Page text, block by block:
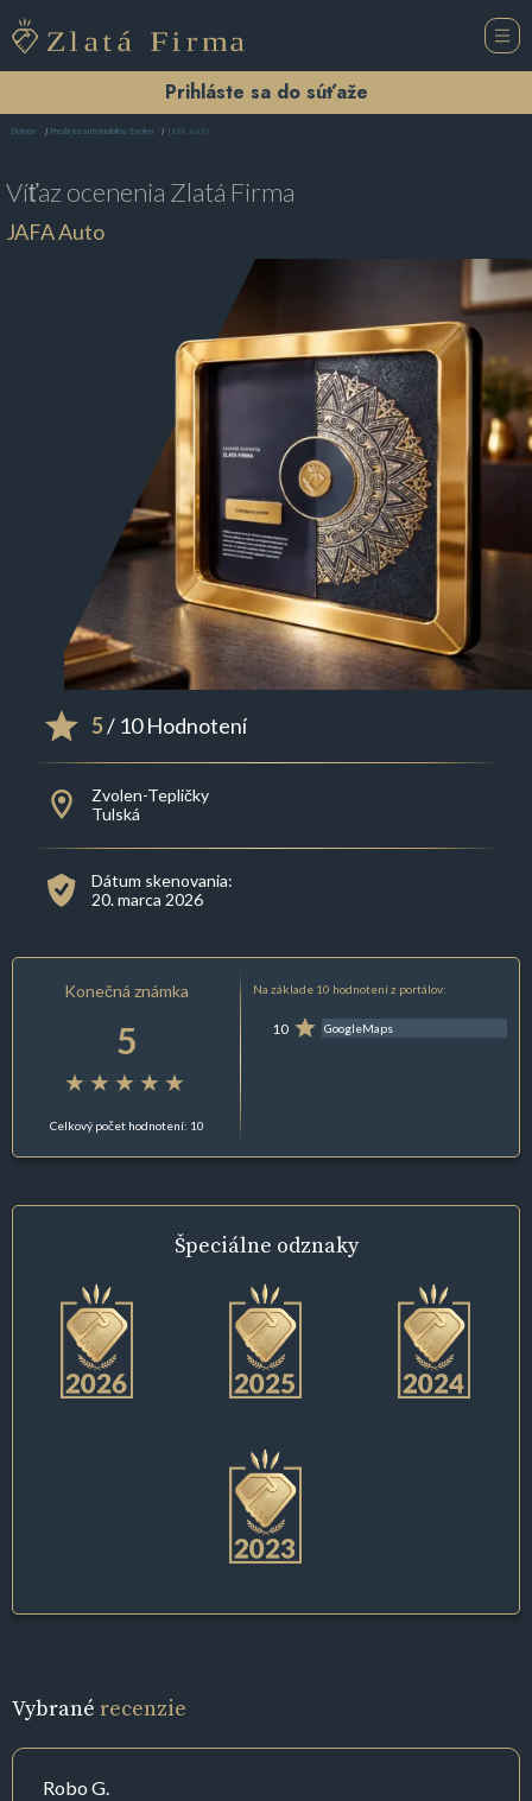
Prihláste sa do súťaže
Domov Predajca automobilov Zvolen JAFA Auto
Víťaz ocenenia Zlatá Firma
JAFA Auto
5/ 10 Hodnotení
Zvolen-Tepličky
Tulská
Dátum skenovania:
20. marca 2026
Konečná známka
5
Celkový počet hodnotení: 10
Na základe 10 hodnotení z portálov:
10 GoogleMaps
Špeciálne odznaky
Vybrané recenzie
Robo G.